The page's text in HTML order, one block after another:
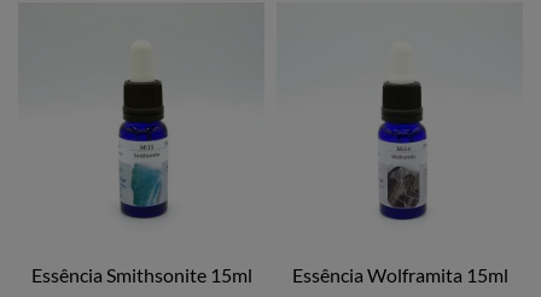
Essência Smithsonite 15ml Essência Wolframita 15ml